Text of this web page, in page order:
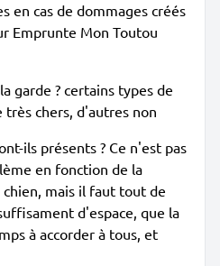
en cas de dommages créés
Emprunte Mon Toutou
garde ? certains types de
chers, d'autres non
ils présents ? Ce n'est pas
en fonction de la
mais il faut tout de
d'espace, que la
à accorder à tous, et